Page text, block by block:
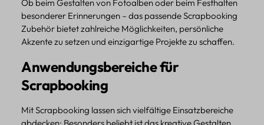
Ob beim Gestalten von Fotoalben oder beim Festhalten
besonderer Erinnerungen – das passende Scrapbooking
Zubehör bietet zahlreiche Möglichkeiten, persönliche
Akzente zu setzen und einzigartige Projekte zu schaffen.
Anwendungsbereiche für
Scrapbooking
Mit Scrapbooking lassen sich vielfältige Einsatzbereiche